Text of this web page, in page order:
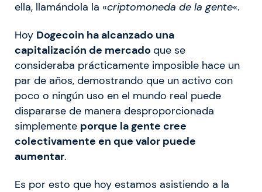
ella, llamándola la «criptomoneda de la gente«.
Hoy Dogecoin ha alcanzado una
capitalización de mercado que se
consideraba prácticamente imposible hace un
par de años, demostrando que un activo con
poco o ningún uso en el mundo real puede
dispararse de manera desproporcionada
simplemente porque la gente cree
colectivamente en que valor puede
aumentar.
Es por esto que hoy estamos asistiendo a la